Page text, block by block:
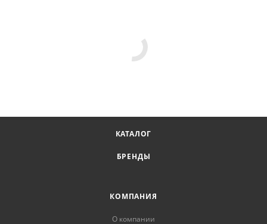
КАТАЛОГ
БРЕНДЫ
КОМПАНИЯ
О компании